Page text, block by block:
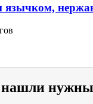
язычком,